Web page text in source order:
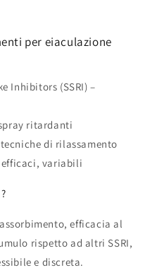
per eiaculazione
Inhibitors (SSRI) –
ritardanti
di rilassamento
variabili
efficacia al
rispetto ad altri SSRI,
e discreta.